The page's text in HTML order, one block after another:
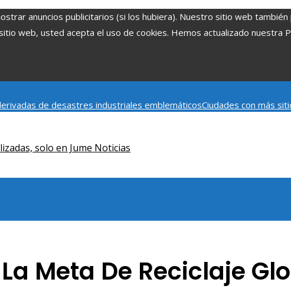
anuncios publicitarios (si los hubiera). Nuestro sitio web también
web, usted acepta el uso de cookies. Hemos actualizado nuestra
de desastres industriales emblemáticosCiudades con más
solo en Jume Noticias
Meta De Reciclaje